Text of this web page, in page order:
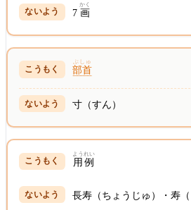
7画
かく
部首
ぶしゅ
寸（すん）
用例
ようれい
長寿（ちょうじゅ）・寿（